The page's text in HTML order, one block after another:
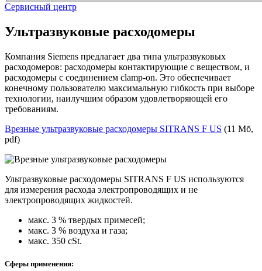
Сервисный центр
Ультразвуковые расходомеры
Компания Siemens предлагает два типа ультразвуковых
расходомеров: расходомеры контактирующие с веществом, и
расходомеры с соединением clamp-on. Это обеспечивает
конечному пользователю максимальную гибкость при выборе
технологии, наилучшим образом удовлетворяющей его
требованиям.
Врезные ультразвуковые расходомеры SITRANS F US (11 Мб,
pdf)
Ультразвуковые расходомеры SITRANS F US используются
для измерения расхода электропроводящих и не
электропроводящих жидкостей.
макс. 3 % твердых примесей;
макс. 3 % воздуха и газа;
макс. 350 cSt.
Сферы применения: